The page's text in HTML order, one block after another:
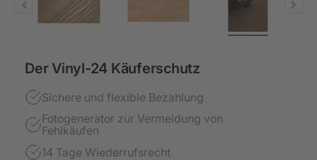
Der Vinyl-24 Käuferschutz
Sichere und flexible Bezahlung
Fotogenerator zur Vermeidung von
Fehlkäufen
14 Tage Wiederrufsrecht